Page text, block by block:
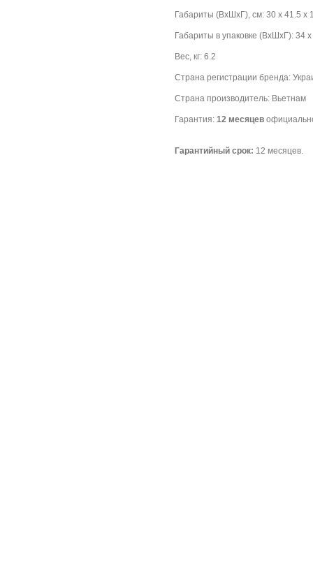
Габариты (ВхШхГ), см: 30 х 41.5 х
Габариты в упаковке (ВхШхГ): 34
Вес, кг: 6.2
Страна регистрации бренда:
Страна производитель: Вьетнам
Гарантия: 12 месяцев
Гарантийный срок: 12 месяцев.